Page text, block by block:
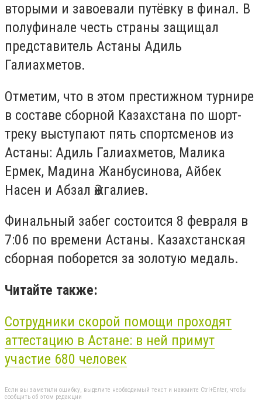
вторыми и завоевали путёвку в финал. В
полуфинале честь страны защищал
представитель Астаны Адиль
Галиахметов.
Отметим, что в этом престижном турнире
в составе сборной Казахстана по шорт-
треку выступают пять спортсменов из
Астаны: Адиль Галиахметов, Малика
Ермек, Мадина Жанбусинова, Айбек
Насен и Абзал Әжгалиев.
Финальный забег состоится 8 февраля в
7:06 по времени Астаны. Казахстанская
сборная поборется за золотую медаль.
Читайте также:
Сотрудники скорой помощи проходят
аттестацию в Астане: в ней примут
участие 680 человек
Если вы заметили ошибку, выделите необходимый текст и нажмите Ctrl+Enter, чтобы
сообщить об этом редакции